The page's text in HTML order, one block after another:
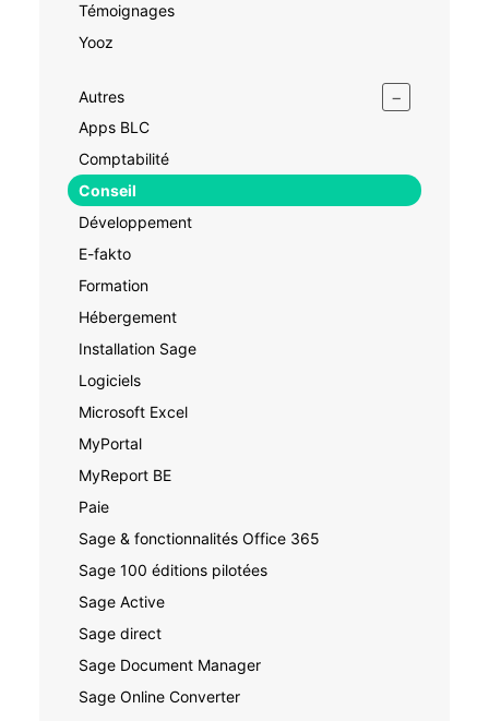
Témoignages
Yooz
Autres −
Apps BLC
Comptabilité
Conseil
Développement
E-fakto
Formation
Hébergement
Installation Sage
Logiciels
Microsoft Excel
MyPortal
MyReport BE
Paie
Sage & fonctionnalités Office 365
Sage 100 éditions pilotées
Sage Active
Sage direct
Sage Document Manager
Sage Online Converter